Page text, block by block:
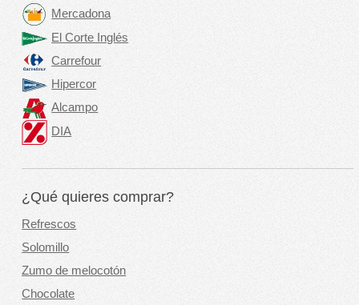
Mercadona
El Corte Inglés
Carrefour
Hipercor
Alcampo
DIA
¿Qué quieres comprar?
Refrescos
Solomillo
Zumo de melocotón
Chocolate